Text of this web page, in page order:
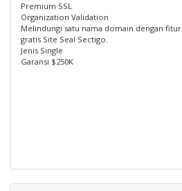
Premium SSL
Organization Validation
Melindungi satu nama domain dengan
gratis Site Seal Sectigo.
Jenis Single
Garansi $250K